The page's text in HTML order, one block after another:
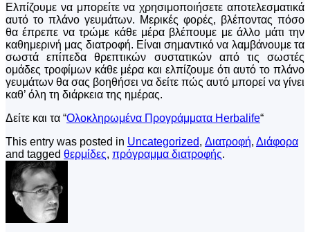
Ελπίζουμε να μπορείτε να χρησιμοποιήσετε αποτελεσματικά
αυτό το πλάνο γευμάτων. Μερικές φορές, βλέποντας πόσο
θα έπρεπε να τρώμε κάθε μέρα βλέπουμε με άλλο μάτι την
καθημερινή μας διατροφή. Είναι σημαντικό να λαμβάνουμε τα
σωστά επίπεδα θρεπτικών συστατικών από τις σωστές
ομάδες τροφίμων κάθε μέρα και ελπίζουμε ότι αυτό το πλάνο
γευμάτων θα σας βοηθήσει να δείτε πώς αυτό μπορεί να γίνει
καθ’ όλη τη διάρκεια της ημέρας.
Δείτε και τα “Ολοκληρωμένα Προγράμματα Herbalife“
This entry was posted in Uncategorized, Διατροφή, Διάφορα
and tagged θερμίδες, πρόγραμμα διατροφής.